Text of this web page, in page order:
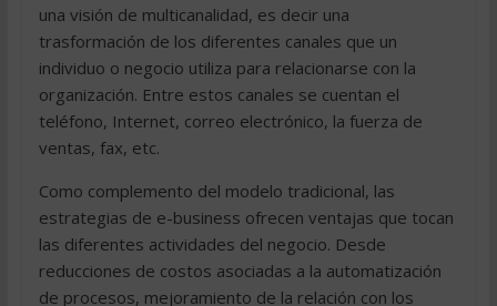
una visión de multicanalidad, es decir una
trasformación de los diferentes canales que un
individuo o negocio utiliza para relacionarse con la
organización. Entre estos canales se cuentan el
teléfono, Internet, correo electrónico, la fuerza de
ventas, fax, etc.
Como complemento del modelo tradicional, las
estrategias de e-business ofrecen ventajas que tocan
las diferentes actividades del negocio. Desde
reducciones de costos asociadas a la automatización
de procesos, mejoramiento de la relación con los